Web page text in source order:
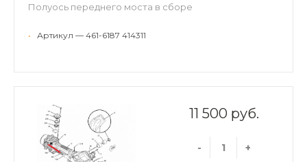
Полуось переднего моста в сборе
• Артикул — 461-6187 414311
11 500 руб.
- +